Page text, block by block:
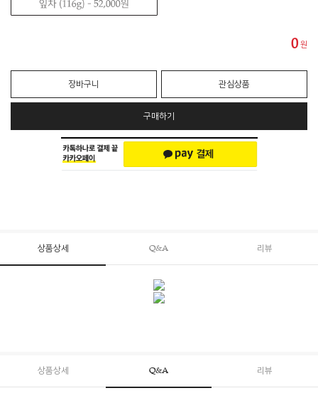
0 원
장바구니 관심상품
구매하기
상품상세 Q&A 리뷰
상품상세 Q&A 리뷰